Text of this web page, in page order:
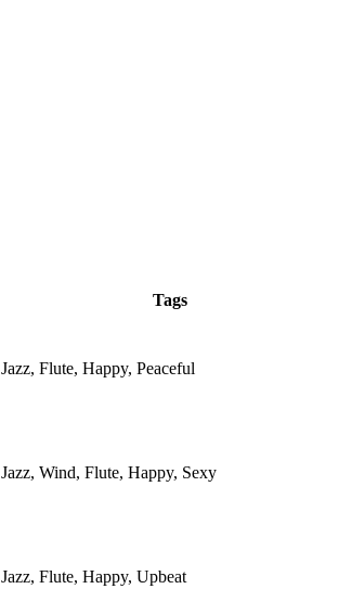
Tags
Jazz, Flute, Happy, Peaceful
Jazz, Wind, Flute, Happy, Sexy
Jazz, Flute, Happy, Upbeat